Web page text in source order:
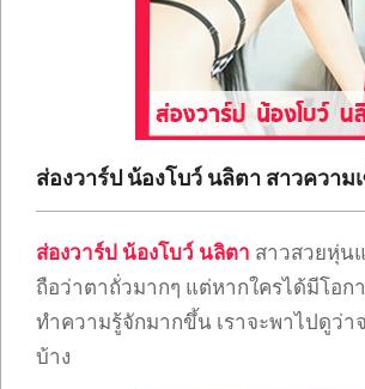
ONLYFANS
TIKTOK
ส่องวาร์ป น้องโบว์ นลิตา สาวควา
ส่องวาร์ป น้องโบว์ นลิตา สาวสวยหุ่น
ถือว่าตาถั่วมากๆ แต่หากใครได้มีโอ
ทำความรู้จักมากขึ้น เราจะพาไปดูว่า
บ้าง